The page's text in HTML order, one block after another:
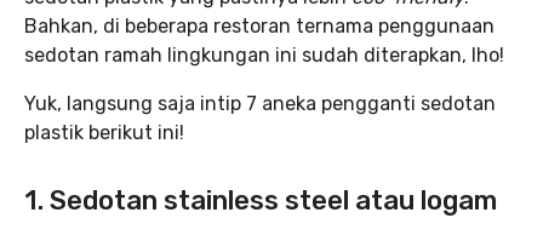
Bahkan, di beberapa restoran ternama penggunaan
sedotan ramah lingkungan ini sudah diterapkan, lho!
Yuk, langsung saja intip 7 aneka pengganti sedotan
plastik berikut ini!
1. Sedotan stainless steel atau logam